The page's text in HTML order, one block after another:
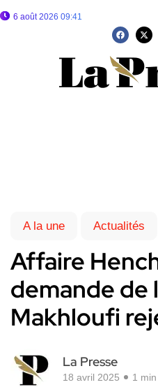
6 août 2026 09:41
A la une Actualités
Affaire
demande de
Makhloufi
La Presse
18 avril 2025 1